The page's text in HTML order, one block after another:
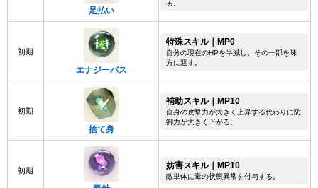
足払い
る。
初期
エナジーパス
特殊スキル｜MP0
自分の現在のHPを半減し、その一部を味
方に渡す。
初期
捨て身
補助スキル｜MP10
自身の攻撃力が大きく上昇する代わりに防
御力が大きく下がる。
初期 妨害スキル｜MP10
敵単体に毒の状態異常を付与する。